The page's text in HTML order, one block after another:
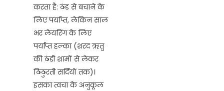
करता है: ठंड से बचाने के
लिए पर्याप्त, लेकिन साल
भर लेयरिंग के लिए
पर्याप्त हल्का (शरद ऋतु
की ठंडी शामों से लेकर
ठिठुरती सर्दियों तक)।
इसका त्वचा के अनुकूल